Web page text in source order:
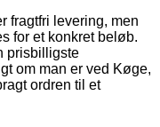
fragtfri levering, men
for et konkret beløb.
prisbilligste
om man er ved Køge,
ordren til et